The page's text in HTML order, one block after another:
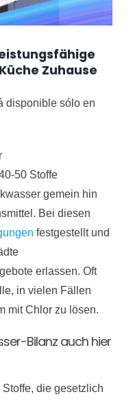
Zuhause
disponible sólo en
50 Stoffe
gemein hin
Bei diesen
festgestellt und
erlassen. Oft
in vielen Fällen
mit Chlor zu lösen.
Bilanz auch hier
die gesetzlich